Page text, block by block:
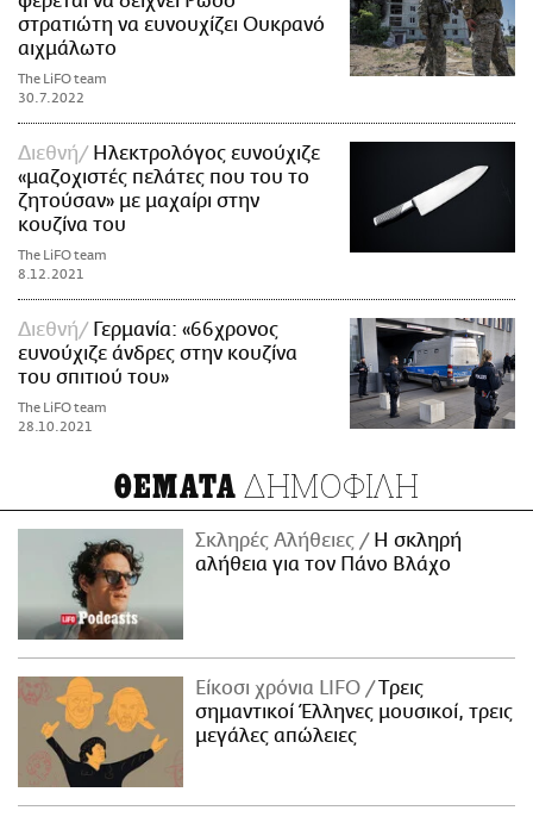
στρατιώτη να ευνουχίζει Ουκρανό
αιχμάλωτο
The LiFO team
30.7.2022
Διεθνή
Ηλεκτρολόγος ευνούχιζε
«μαζοχιστές πελάτες που του το
ζητούσαν» με μαχαίρι στην
κουζίνα του
The LiFO team
8.12.2021
Διεθνή
Γερμανία: «66χρονος
ευνούχιζε άνδρες στην κουζίνα
του σπιτιού του»
The LiFO team
28.10.2021
ΘΕΜΑΤΑ ΔΗΜΟΦΙΛΗ
Σκληρές Αλήθειες
H σκληρή
αλήθεια για τον Πάνο Βλάχο
Είκοσι χρόνια LIFO
Tρεις
σημαντικοί Έλληνες μουσικοί, τρεις
μεγάλες απώλειες